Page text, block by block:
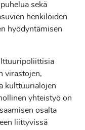
sekä
henkilöiden
hyödyntämisen
virastojen,
kulttuurialojen
yhteistyö on
osalta
liittyvissä